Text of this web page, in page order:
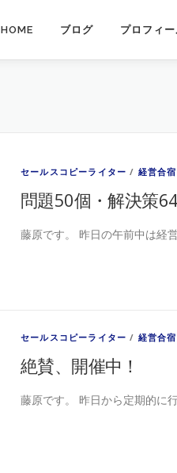
HOME ブログ プロフィ
セールスコピーライター / 経営合宿
問題50個・解決策
藤原です。 昨日の午前中は経
セールスコピーライター / 経営合宿
絶賛、開催中！
藤原です。 昨日から定期的に